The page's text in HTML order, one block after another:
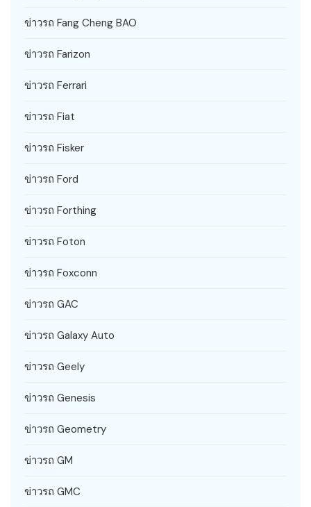
ข่าวรถ Fang Cheng BAO
ข่าวรถ Farizon
ข่าวรถ Ferrari
ข่าวรถ Fiat
ข่าวรถ Fisker
ข่าวรถ Ford
ข่าวรถ Forthing
ข่าวรถ Foton
ข่าวรถ Foxconn
ข่าวรถ GAC
ข่าวรถ Galaxy Auto
ข่าวรถ Geely
ข่าวรถ Genesis
ข่าวรถ Geometry
ข่าวรถ GM
ข่าวรถ GMC